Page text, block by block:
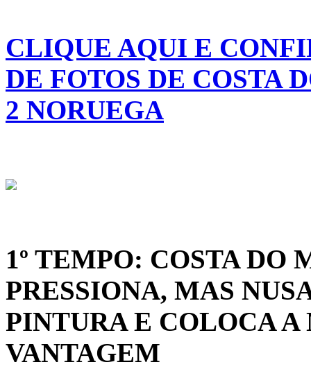
CLIQUE AQUI E
DE FOTOS DE COSTA
2 NORUEGA
1º TEMPO: COSTA DO
PRESSIONA, MAS
PINTURA E COLOCA A
VANTAGEM